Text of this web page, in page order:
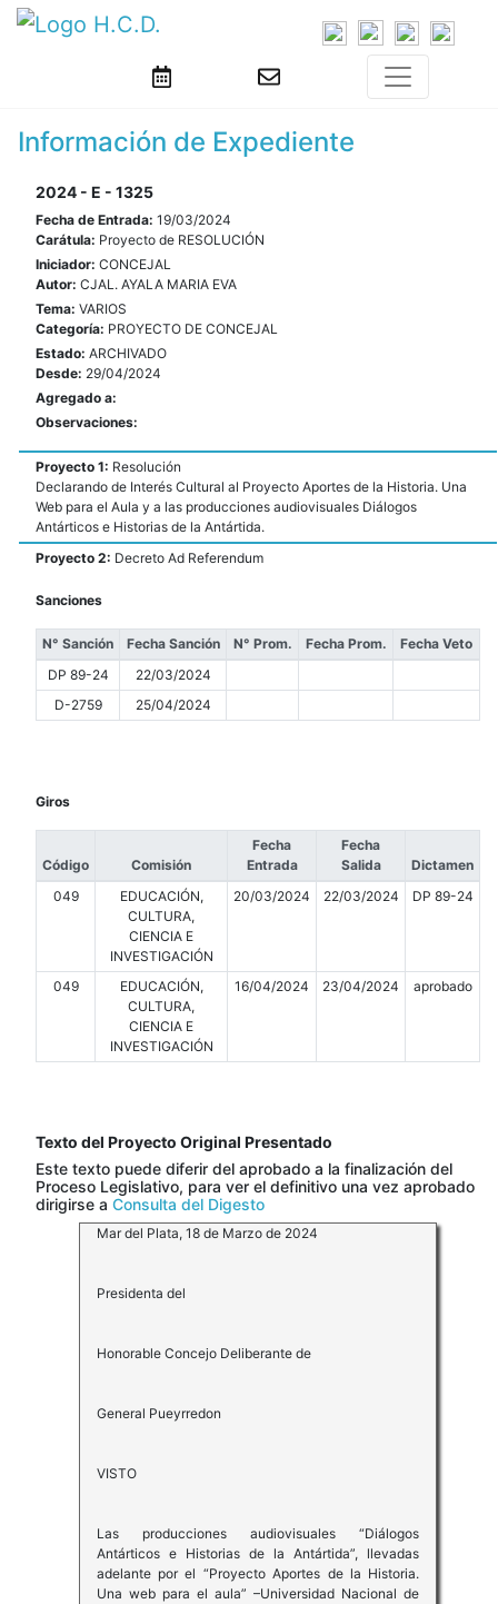
Información de Expediente
2024 - E - 1325
Fecha de Entrada: 19/03/2024
Carátula: Proyecto de RESOLUCIÓN
Iniciador: CONCEJAL
Autor: CJAL. AYALA MARIA EVA
Tema: VARIOS
Categoría: PROYECTO DE CONCEJAL
Estado: ARCHIVADO
Desde: 29/04/2024
Agregado a:
Observaciones:
Proyecto 1: Resolución
Declarando de Interés Cultural al Proyecto Aportes de la Historia. Una
Web para el Aula y a las producciones audiovisuales Diálogos
Antárticos e Historias de la Antártida.
Proyecto 2: Decreto Ad Referendum
Sanciones
N° Sanción Fecha Sanción N° Prom. Fecha Prom.
Fecha Veto
DP 89-24
22/03/2024
D-2759
25/04/2024
Giros
Código Comisión
Fecha
Entrada
Fecha
Salida
Dictamen
049
EDUCACIÓN,
CULTURA,
CIENCIA E
INVESTIGACIÓN
20/03/2024 22/03/2024 DP 89-24
049
EDUCACIÓN,
CULTURA,
CIENCIA E
INVESTIGACIÓN
16/04/2024 23/04/2024 aprobado
Texto del Proyecto Original Presentado
Este texto puede diferir del aprobado a la finalización del
Proceso Legislativo, para ver el definitivo una vez aprobado
dirigirse a Consulta del Digesto
Mar del Plata, 18 de Marzo de 2024
Presidenta del
Honorable Concejo Deliberante de
General Pueyrredon
VISTO
Las producciones audiovisuales “Diálogos
Antárticos e Historias de la Antártida”, llevadas
adelante por el “Proyecto Aportes de la Historia.
Una web para el aula” –Universidad Nacional de